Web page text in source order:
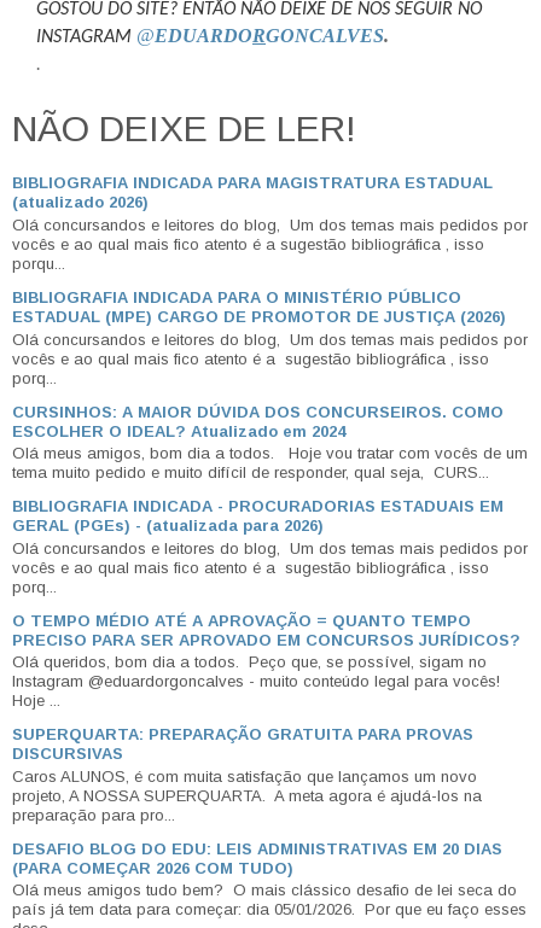
GOSTOU DO SITE? ENTÃO NÃO DEIXE DE NOS SEGUIR NO
INSTAGRAM @EDUARDORGONCALVES.
.
NÃO DEIXE DE LER!
BIBLIOGRAFIA INDICADA PARA MAGISTRATURA ESTADUAL
(atualizado 2026)
Olá concursandos e leitores do blog, Um dos temas mais pedidos por
vocês e ao qual mais fico atento é a sugestão bibliográfica , isso
porqu...
BIBLIOGRAFIA INDICADA PARA O MINISTÉRIO PÚBLICO
ESTADUAL (MPE) CARGO DE PROMOTOR DE JUSTIÇA (2026)
Olá concursandos e leitores do blog, Um dos temas mais pedidos por
vocês e ao qual mais fico atento é a sugestão bibliográfica , isso
porq...
CURSINHOS: A MAIOR DÚVIDA DOS CONCURSEIROS. COMO
ESCOLHER O IDEAL? Atualizado em 2024
Olá meus amigos, bom dia a todos. Hoje vou tratar com vocês de um
tema muito pedido e muito difícil de responder, qual seja, CURS...
BIBLIOGRAFIA INDICADA - PROCURADORIAS ESTADUAIS EM
GERAL (PGEs) - (atualizada para 2026)
Olá concursandos e leitores do blog, Um dos temas mais pedidos por
vocês e ao qual mais fico atento é a sugestão bibliográfica , isso
porq...
O TEMPO MÉDIO ATÉ A APROVAÇÃO = QUANTO TEMPO
PRECISO PARA SER APROVADO EM CONCURSOS JURÍDICOS?
Olá queridos, bom dia a todos. Peço que, se possível, sigam no
Instagram @eduardorgoncalves - muito conteúdo legal para vocês!
Hoje ...
SUPERQUARTA: PREPARAÇÃO GRATUITA PARA PROVAS
DISCURSIVAS
Caros ALUNOS, é com muita satisfação que lançamos um novo
projeto, A NOSSA SUPERQUARTA. A meta agora é ajudá-los na
preparação para pro...
DESAFIO BLOG DO EDU: LEIS ADMINISTRATIVAS EM 20 DIAS
(PARA COMEÇAR 2026 COM TUDO)
Olá meus amigos tudo bem? O mais clássico desafio de lei seca do
país já tem data para começar: dia 05/01/2026. Por que eu faço esses